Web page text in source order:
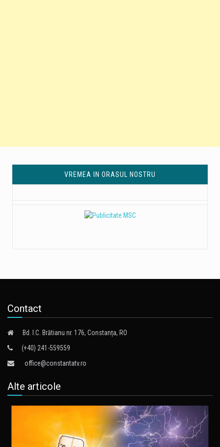
VREMEA IN ORASUL NOSTRU
Contact
Bd. I.C. Brătianu nr. 176, Constanța, RO
(+40) 241-559559
office@constantatv.ro
Alte articole